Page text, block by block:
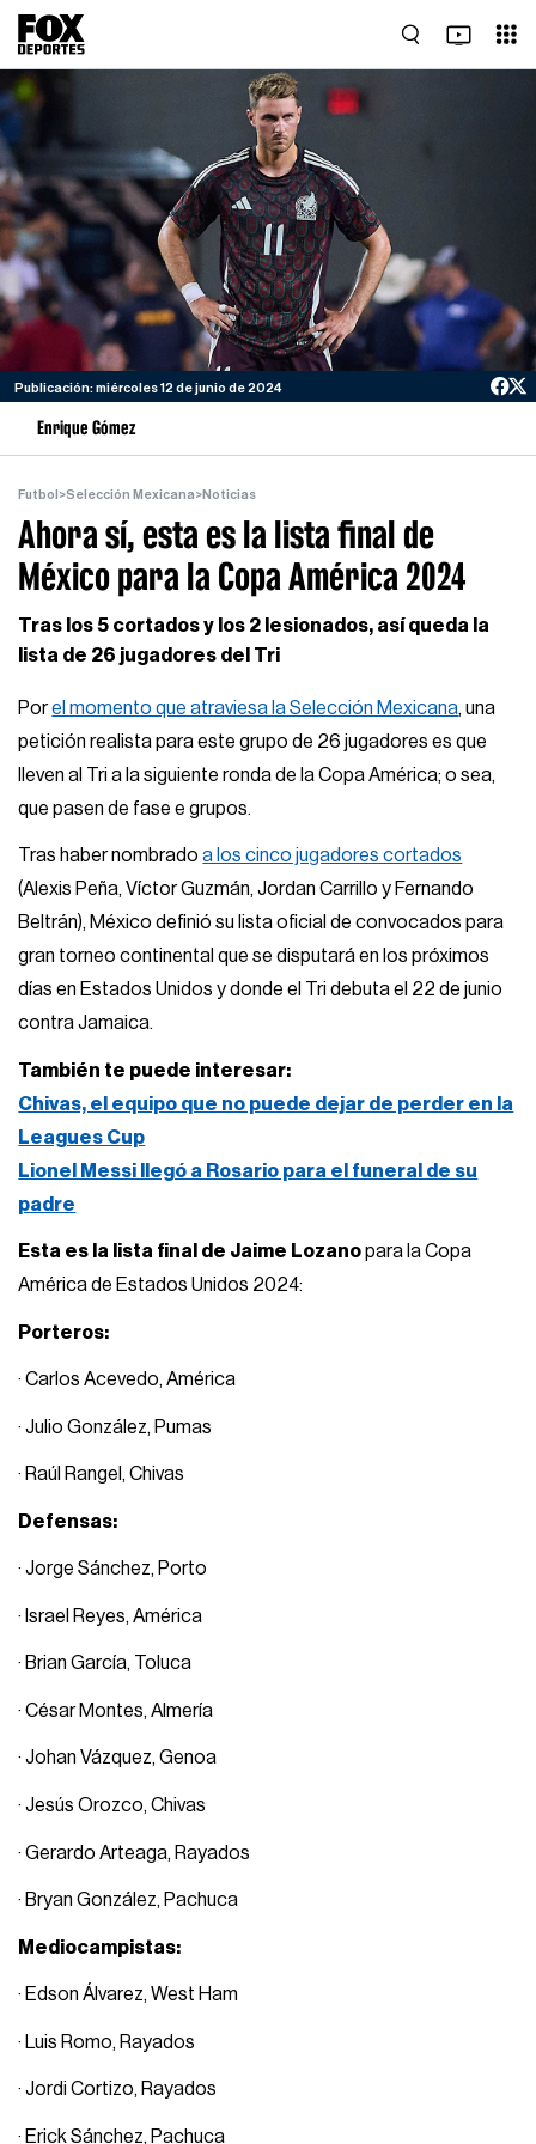
Publicación: miércoles 12 de junio de 2024
Enrique Gómez
Futbol >Selección Mexicana>Noticias
Ahora sí, esta es la lista final de
México para la Copa América 2024
Tras los 5 cortados y los 2 lesionados, así queda la
lista de 26 jugadores del Tri
Porel momento que atraviesa la Selección Mexicana, una
petición realista para este grupo de 26 jugadores es que
lleven al Tri a la siguiente ronda de la Copa América; o sea,
que pasen de fase e grupos.
Tras haber nombradoa los cinco jugadores cortados
(Alexis Peña, Víctor Guzmán, Jordan Carrillo y Fernando
Beltrán), México definió su lista oficial de convocados para
gran torneo continental que se disputará en los próximos
días en Estados Unidos y donde el Tri debuta el 22 de junio
contra Jamaica.
También te puede interesar:
Chivas, el equipo que no puede dejar de perder en la
Leagues Cup
Lionel Messi llegó a Rosario para el funeral de su
padre
Esta es la lista final de Jaime Lozanopara la Copa
América de Estados Unidos 2024:
Porteros:
· Carlos Acevedo, América
· Julio González, Pumas
· Raúl Rangel, Chivas
Defensas:
· Jorge Sánchez, Porto
· Israel Reyes, América
· Brian García, Toluca
· César Montes, Almería
· Johan Vázquez, Genoa
· Jesús Orozco, Chivas
· Gerardo Arteaga, Rayados
· Bryan González, Pachuca
Mediocampistas:
· Edson Álvarez, West Ham
· Luis Romo, Rayados
· Jordi Cortizo, Rayados
· Erick Sánchez, Pachuca